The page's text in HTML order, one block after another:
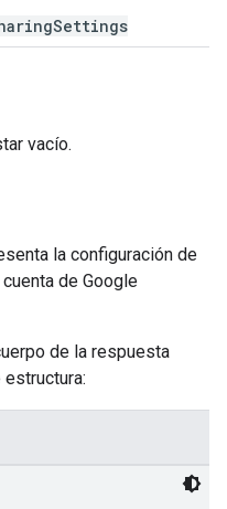
vacío.
la configuración de
de Google
de la respuesta